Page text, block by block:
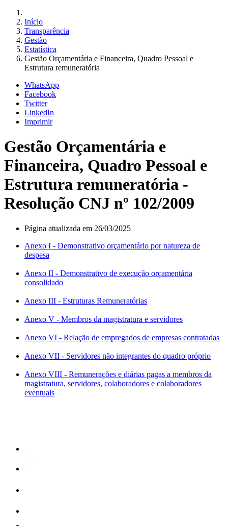
Início
Transparência
Gestão
Estatística
Gestão Orçamentária e Financeira, Quadro Pessoal e
Estrutura remuneratória
WhatsApp
Facebook
Twitter
LinkedIn
Imprimir
Gestão Orçamentária e
Financeira, Quadro Pessoal e
Estrutura remuneratória -
Resolução CNJ nº 102/2009
Página atualizada em 26/03/2025
Anexo I - Demonstrativo orçamentário por natureza de
despesa
Anexo II - Demonstrativo de execução orçamentária
consolidado
Anexo III - Estruturas Remuneratórias
Anexo V - Membros da magistratura e servidores
Anexo VI - Relação de empregados de empresas contratadas
Anexo VII - Servidores não integrantes do quadro próprio
Anexo VIII - Remunerações e diárias pagas a membros da
magistratura, servidores, colaboradores e colaboradores
eventuais